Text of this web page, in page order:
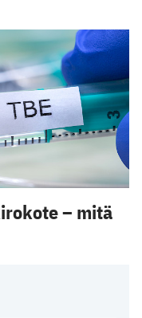
– mitä